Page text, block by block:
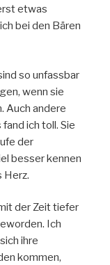
etwas
bei den Bären
so unfassbar
wenn sie
Auch andere
ich toll. Sie
der
besser kennen
Herz.
der Zeit tiefer
Ich
ihre
kommen,